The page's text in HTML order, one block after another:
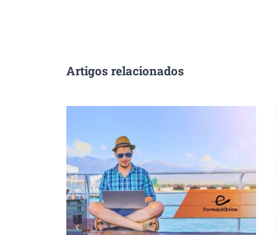
Artigos relacionados